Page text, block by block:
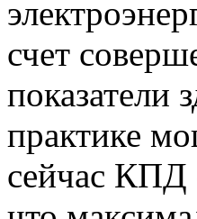
счет
показатели
практике
сейчас КПД